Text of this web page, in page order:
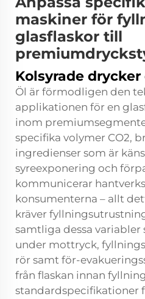
maskiner för
glasflaskor till
Kolsyrade drycker
Öl är förmodligen den
applikationen för en
inom
specifika volymer CO2,
ingredienser som är
syreexponering och
kommunicerar
konsumenterna – allt
kräver
samtliga dessa
under mottryck,
rör samt för-
från flaskan innan
standardspecifikationer